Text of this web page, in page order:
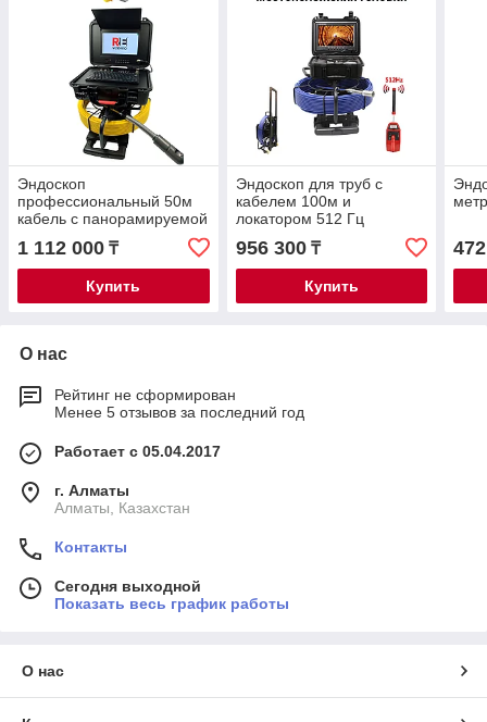
Эндоскоп
профессиональный 50м
кабель с панорамируемой
камерной головкой
1 112 000 ₸
Купить
Эндоскоп для труб с
кабелем 100м и
локатором 512 Гц
956 300₸
Купить
О нас
Рейтинг не сформирован
Менее 5 отзывов за последний год
Работает с 05.04.2017
г. Алматы
Алматы, Казахстан
Контакты
Сегодня выходной
Показать весь график работы
О нас